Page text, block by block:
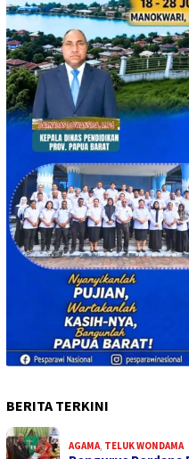
BERITA TERKINI
AGAMA TELUK WONDAMA